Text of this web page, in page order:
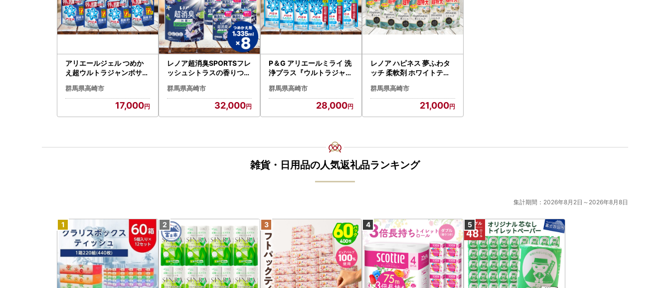
アリエールジェル つめか
え超ウルトラジャンボサイ
群馬県高崎市
17,000
レノア超消臭SPORTSフレ
ッシュシトラスの香りつめ
mL×8個
群馬県高崎市
32,000
P＆G アリエールミライ 洗
浄プラス『ウルトラジャン
0g×6個
群馬県高崎市
28,000
レノア ハピネス 夢ふわタ
ッチ 柔軟剤 ホワイトティ
mL×6個
群馬県高崎市
21,000
雑貨・日用品の人気返礼品ランキング
集計期間：2026年8月2日～2026年8月8日